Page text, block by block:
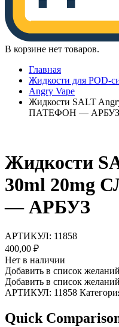
В корзине нет товаров.
Главная
Жидкости для POD-
Angry Vape
Жидкости SALT
ПАТЕФОН — АРБУЗ
Жидкости
30ml
— АРБУЗ
АРТИКУЛ: 11858
400,00 ₽
Нет в наличии
Добавить в список желаний
Добавить в список желаний
АРТИКУЛ: 11858
Quick